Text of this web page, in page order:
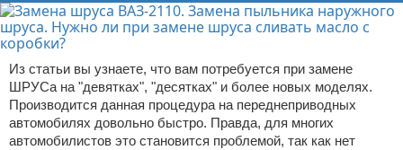
Из статьи вы узнаете, что вам потребуется при замене
ШРУСа на "девятках", "десятках" и более новых моделях.
Производится данная процедура на переднеприводных
автомобилях довольно быстро. Правда, для многих
автомобилистов это становится проблемой, так как нет